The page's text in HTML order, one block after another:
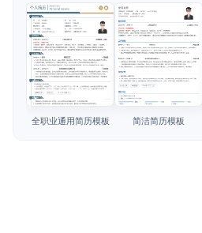
面试自我介绍
AI 职场工具 New
简历模板
简历教程
查看模板
全职业通用简历模板
查看模板
简洁简历模板